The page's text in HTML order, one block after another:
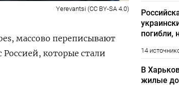
Yerevantsi (CC BY-SA 4.0)
массово переписывают
которые стали